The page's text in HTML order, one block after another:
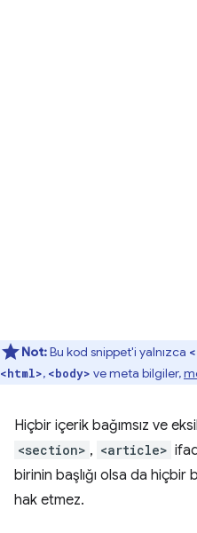
Not:Bu kod snippet'i yalnızca
<html>, <body> ve meta bilgiler,
Hiçbir içerik bağımsız ve
<section> , <article>
birinin başlığı olsa da hiçbir
hak etmez.